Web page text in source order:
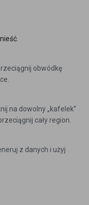
obwódkę
na dowolny „kafelek”
cały region.
z danych i użyj